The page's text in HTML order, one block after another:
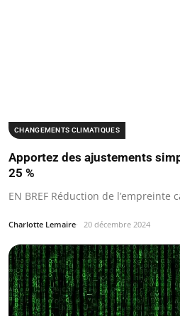
CHANGEMENTS CLIMATIQUES
Apportez des ajustements
25 %
EN BREF Réduction de
Charlotte Lemaire 20 décembre 2024